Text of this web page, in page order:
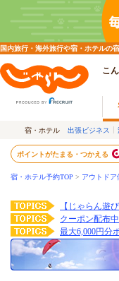
国内旅行・海外旅行や宿・ホテルの
こ
宿・ホテル 出張ビジネス
ポイントがたまる・つかえる
宿・ホテル予約TOP > アウトドア
【じゃらん遊
クーポン配布
最大6,000円分